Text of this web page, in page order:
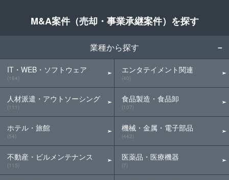
M&A案件（売却・事業承継案件）を探す
業種から探す
IT・WEB・ソフトウェア
(184)
人材派遣・アウトソーシング
(111)
ホテル・旅館
(54)
不動産・ビルメンテナンス
(115)
エンタテイメント関連
(40)
食品製造・食品卸
(107)
機械・金属・電子部品
(442)
医薬品・医療機器
(7)